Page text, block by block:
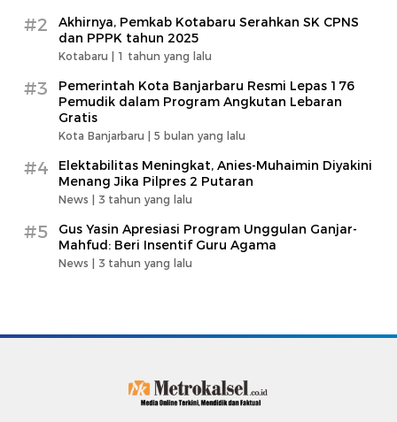
#2
Akhirnya, Pemkab Kotabaru Serahkan SK CPNS
dan PPPK tahun 2025
Kotabaru | 1 tahun yang lalu
#3
Pemerintah Kota Banjarbaru Resmi Lepas 176
Pemudik dalam Program Angkutan Lebaran
Gratis
Kota Banjarbaru | 5 bulan yang lalu
#4
Elektabilitas Meningkat, Anies-Muhaimin Diyakini
Menang Jika Pilpres 2 Putaran
News | 3 tahun yang lalu
#5
Gus Yasin Apresiasi Program Unggulan Ganjar-
Mahfud: Beri Insentif Guru Agama
News | 3 tahun yang lalu